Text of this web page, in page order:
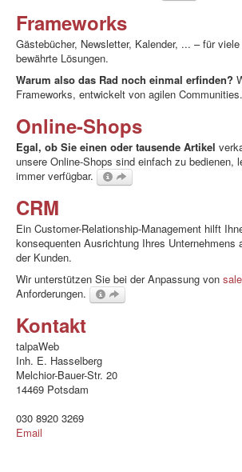
Frameworks
Gästebücher, Newsletter, Kalender, ... – für
bewährte Lösungen.
Warum also das Rad noch einmal erfinden?
Frameworks, entwickelt von agilen Communities.
Online-Shops
Egal, ob Sie einen oder tausende Artikel
unsere Online-Shops sind einfach zu bedienen,
immer verfügbar.
CRM
Ein Customer-Relationship-Management hilft
konsequenten Ausrichtung Ihres Unternehmens
der Kunden.
Wir unterstützen Sie bei der Anpassung von
Anforderungen.
Kontakt
talpaWeb
Inh. E. Hasselberg
Melchior-Bauer-Str. 20
14469 Potsdam
030 8920 3269
Email